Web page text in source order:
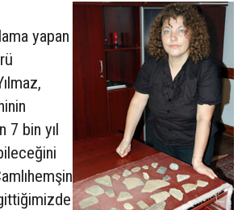
yapan
7 bin yıl